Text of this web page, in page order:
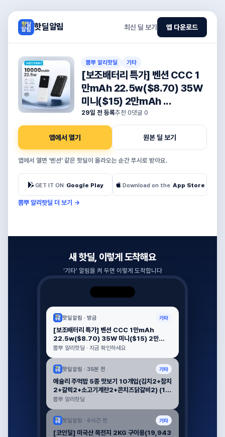
핫딜알림 최신 딜 보기 앱 다운로드
뽐뿌 알리핫딜 기타
[보조배터리 특가] 벤션 CCC 1
만mAh 22.5w($8.70) 35W
미니($15) 2만mAh ...
29일 전 등록추천 0댓글 0
앱에서 열기 원본 딜 보기
앱에서 열면 '벤션' 같은 핫딜이 올라오는 순간 푸시로 받아요.
GET IT ON Google Play Download on the App Store
뽐뿌 알리핫딜 더 보기 →
새 핫딜, 이렇게 도착해요
‘기타’ 알림을 켜 두면 이렇게 도착합니다
핫딜알림 · 방금 기타
[보조배터리 특가] 벤션 CCC 1만mAh
22.5w($8.70) 35W 미니($15) 2만
mAh ...
뽐뿌 알리핫딜 · 지금 확인하세요
핫딜알림 · 35분 전 기타
애슐리 주먹밥 5종 맛보기 10개입(김치2+참치
2+갈릭2+소고기계란2+콘치즈닭갈비2) (1...
뽐뿌 알리핫딜
핫딜알림 · 6시간 전 기타
[코인딜] 미국산 목전지 2KG 구이용(19,943